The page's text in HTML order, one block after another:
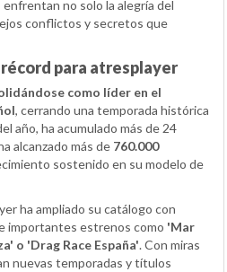
no solo la alegría del
conflictos y secretos que
para atresplayer
como líder en el
, cerrando una temporada histórica
año, ha acumulado más de 24
alcanzado más de 760.000
sostenido en su modelo de
ha ampliado su catálogo con
importantes estrenos como 'Mar
o 'Drag Race España'. Con miras
nuevas temporadas y títulos